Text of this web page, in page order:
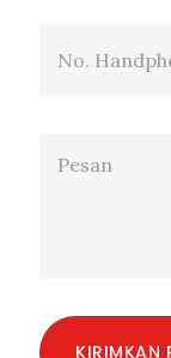
KIRIMKAN